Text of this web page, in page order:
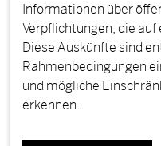
Informationen über
Verpflichtungen, die
Diese Auskünfte sind
Rahmenbedingungen
und mögliche
erkennen.